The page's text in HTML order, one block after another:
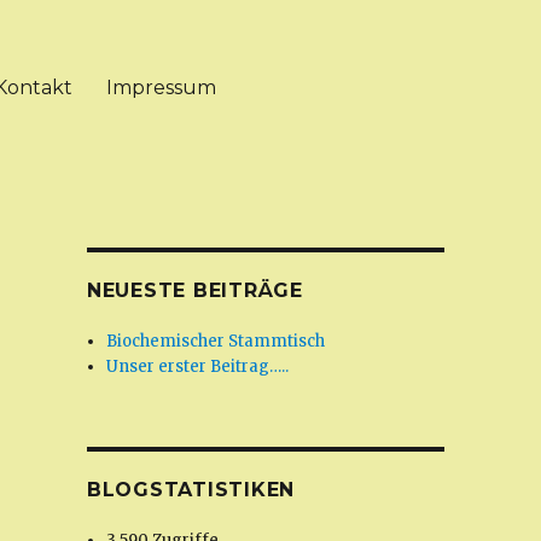
Impressum
NEUESTE BEITRÄGE
Biochemischer Stammtisch
Unser erster Beitrag…..
BLOGSTATISTIKEN